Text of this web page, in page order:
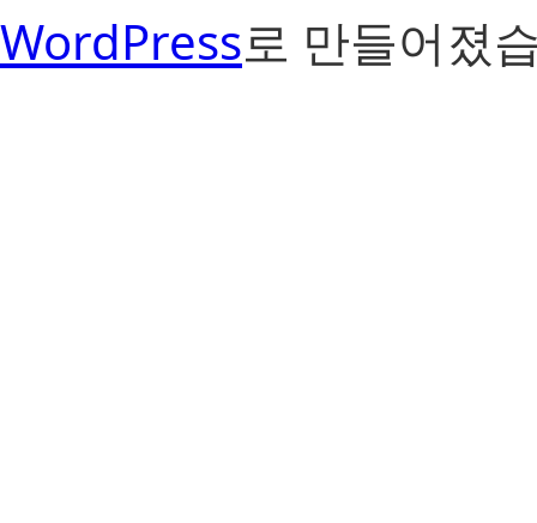
WordPress로 만들어졌